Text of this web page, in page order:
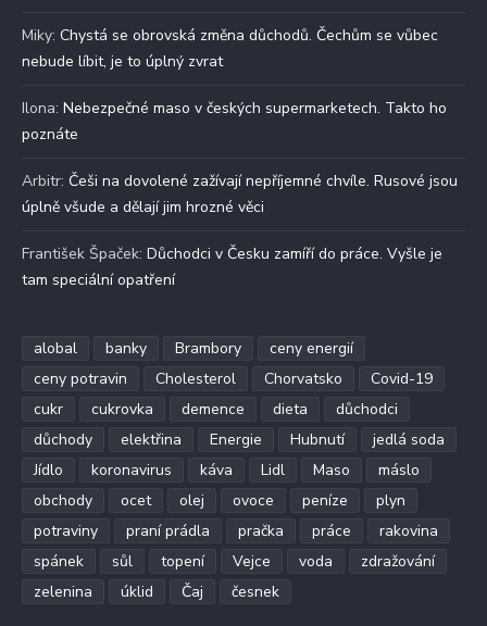
Miky: Chystá se obrovská změna důchodů. Čechům se vůbec
nebude líbit, je to úplný zvrat
Ilona: Nebezpečné maso v českých supermarketech. Takto ho
poznáte
Arbitr: Češi na dovolené zažívají nepříjemné chvíle. Rusové jsou
úplně všude a dělají jim hrozné věci
František Špaček: Důchodci v Česku zamíří do práce. Vyšle je
tam speciální opatření
alobal banky Brambory
ceny energií
ceny potravin
Cholesterol Chorvatsko
Covid-19
cukr
cukrovka demence dieta
důchodci
důchody
elektřina Energie Hubnutí
jedlá soda
Jídlo
koronavirus káva Lidl Maso
máslo
obchody
ocet olej ovoce peníze
plyn
potraviny
praní prádla pračka práce
rakovina
spánek
sůl topení Vejce voda
zdražování
zelenina
úklid Čaj česnek